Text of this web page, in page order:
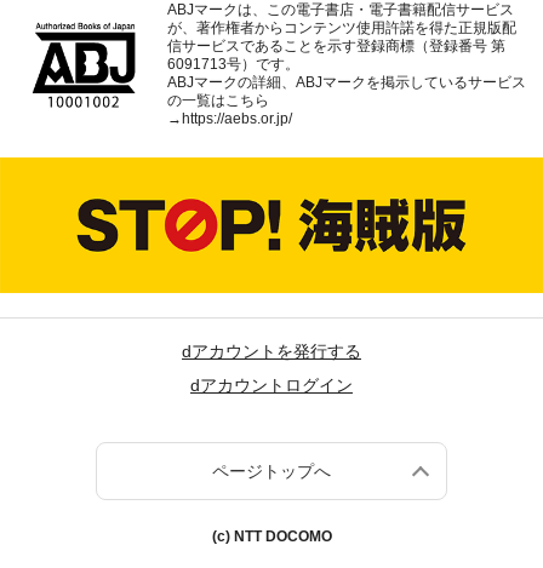
ABJマークは、この電子書店・電子書籍配信サービス
が、著作権者からコンテンツ使用許諾を得た正規版配
信サービスであることを示す登録商標（登録番号 第
6091713号）です。
ABJマークの詳細、ABJマークを掲示しているサービス
の一覧はこちら
→ https://aebs.or.jp/
dアカウントを発行する
dアカウントログイン
ページトップへ
(c) NTT DOCOMO